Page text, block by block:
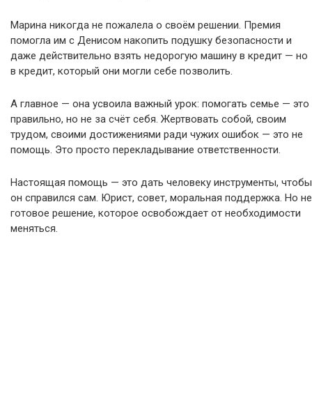
Марина никогда не пожалела о своём решении. Премия
помогла им с Денисом накопить подушку безопасности и
даже действительно взять недорогую машину в кредит — но
в кредит, который они могли себе позволить.
А главное — она усвоила важный урок: помогать семье — это
правильно, но не за счёт себя. Жертвовать собой, своим
трудом, своими достижениями ради чужих ошибок — это не
помощь. Это просто перекладывание ответственности.
Настоящая помощь — это дать человеку инструменты, чтобы
он справился сам. Юрист, совет, моральная поддержка. Но не
готовое решение, которое освобождает от необходимости
меняться.